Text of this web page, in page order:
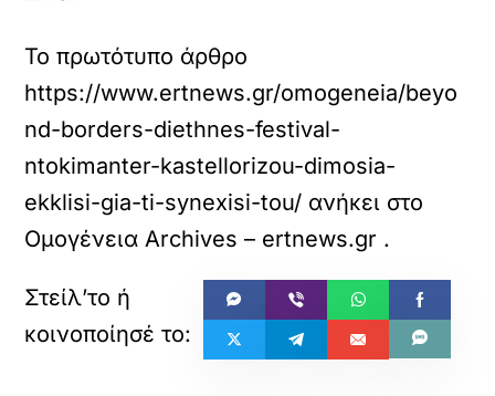
Το πρωτότυπο άρθρο
https://www.ertnews.gr/omogeneia/beyo
nd-borders-diethnes-festival-
ntokimanter-kastellorizou-dimosia-
ekklisi-gia-ti-synexisi-tou/ ανήκει στο
Ομογένεια Archives – ertnews.gr .